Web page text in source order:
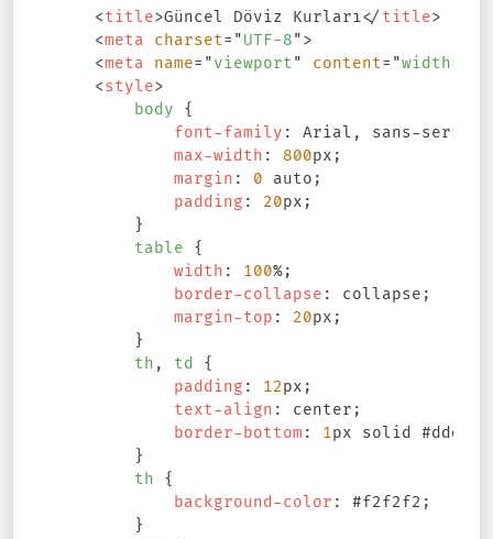
<title>Güncel Döviz Kurları</title>
<meta charset= "UTF-8">
<meta name= "viewport" content= "
<style>
body
{
font-family : Arial , sans-serif
max-width : 800px ;
margin : 0 auto ;
padding : 20px ;
}
table
{
width : 100%;
border-collapse : collapse ;
margin-top : 20px ;
}
th , td
{
padding : 12px ;
text-align : center ;
border-bottom : 1px solid #ddd
}
th
{
background-color : #f2f2f2 ;
}